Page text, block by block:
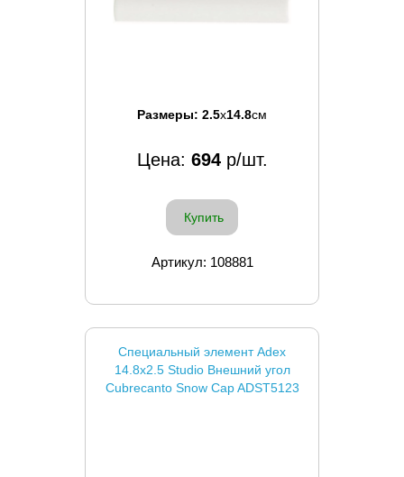
Размеры: 2.5x14.8см
Цена: 694р/шт.
Купить
Артикул: 108881
Специальный элемент Adex
14.8x2.5 Studio Внешний угол
Cubrecanto Snow Cap ADST5123